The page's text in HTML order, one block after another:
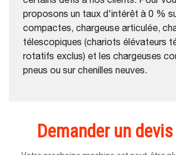
proposons un taux d'intérêt à 0 %
compactes, chargeuse articulée,
télescopiques (chariots élévateurs
rotatifs exclus) et les chargeuses
pneus ou sur chenilles neuves.